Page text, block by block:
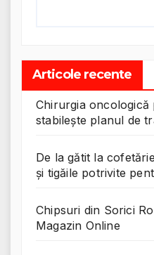
Articole recente
Chirurgia oncologică
stabilește planul de
De la gătit la
și tigăile potrivite
Chipsuri din Sorici
Magazin Online